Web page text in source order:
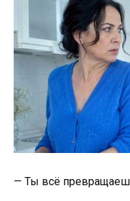
— Ты всё